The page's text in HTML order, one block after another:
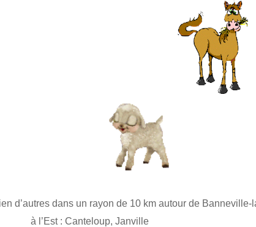
d’autres dans un rayon de 10 km autour de Banneville-
à l’Est : Canteloup, Janville